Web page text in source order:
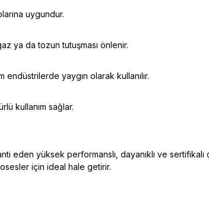
uygundur.
ya da tozun tutuşması önlenir.
yaygın olarak kullanılır.
kullanım sağlar.
eden yüksek performanslı, dayanıklı ve sertifikalı
için ideal hale getirir.